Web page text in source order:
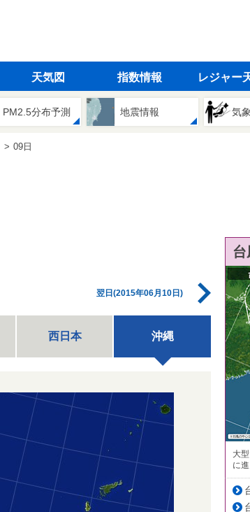
天気図 指数情報 レジャー
PM2.5分布予測 地震情報 気
09日
翌日(2015年06月10日)
西日本 沖縄
大
に